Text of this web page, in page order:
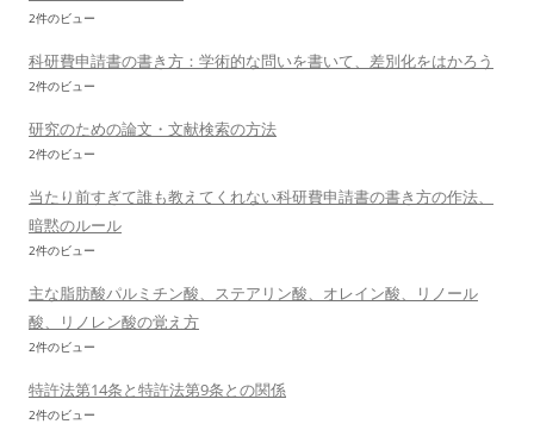
2件のビュー
科研費申請書の書き方：学術的な問いを書いて、差別化をはかろう
2件のビュー
研究のための論文・文献検索の方法
2件のビュー
当たり前すぎて誰も教えてくれない科研費申請書の書き方の作法、
暗黙のルール
2件のビュー
主な脂肪酸パルミチン酸、ステアリン酸、オレイン酸、リノール
酸、リノレン酸の覚え方
2件のビュー
特許法第14条と特許法第9条との関係
2件のビュー